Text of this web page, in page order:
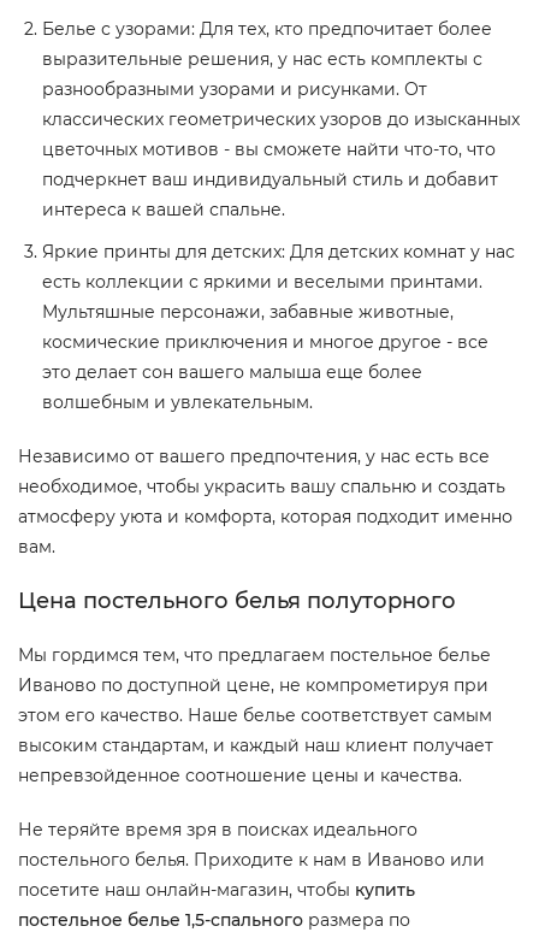
Белье с узорами: Для тех, кто предпочитает более
выразительные решения, у нас есть комплекты с
разнообразными узорами и рисунками. От
классических геометрических узоров до изысканных
цветочных мотивов - вы сможете найти что-то, что
подчеркнет ваш индивидуальный стиль и добавит
интереса к вашей спальне.
Яркие принты для детских: Для детских комнат у нас
есть коллекции с яркими и веселыми принтами.
Мультяшные персонажи, забавные животные,
космические приключения и многое другое - все
это делает сон вашего малыша еще более
волшебным и увлекательным.
Независимо от вашего предпочтения, у нас есть все
необходимое, чтобы украсить вашу спальню и создать
атмосферу уюта и комфорта, которая подходит именно
вам.
Цена постельного белья полуторного
Мы гордимся тем, что предлагаем постельное белье
Иваново по доступной цене, не компрометируя при
этом его качество. Наше белье соответствует самым
высоким стандартам, и каждый наш клиент получает
непревзойденное соотношение цены и качества.
Не теряйте время зря в поисках идеального
постельного белья. Приходите к нам в Иваново или
посетите наш онлайн-магазин, чтобы купить
постельное белье 1,5-спального размера по